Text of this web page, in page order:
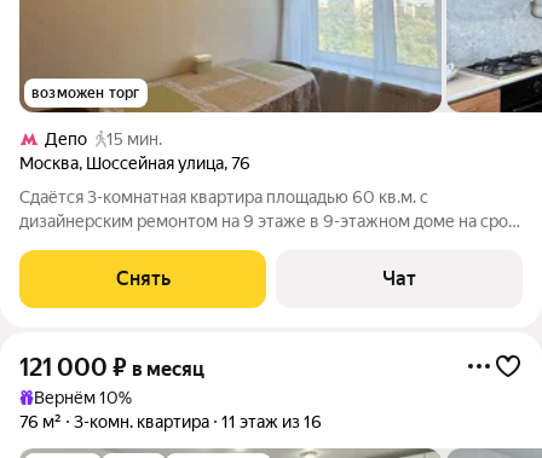
возможен торг
Депо
15 мин.
Москва, Шоссейная улица,76
Сдаётся 3-комнатная квартира площадью 60 кв.м. с
дизайнерским ремонтом на 9 этаже в 9-этажном доме на срок
В подъезде 1 лифт - 0
Снять Чат
121 000 ₽ в месяц
Вернём 10%
76 м²
3-комн. квартира 11 этаж из 16